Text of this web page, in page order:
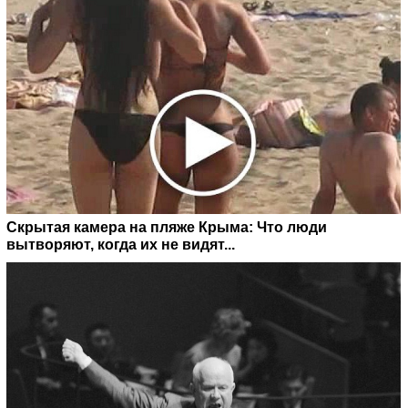
Скрытая камера на пляже Крыма: Что люди
вытворяют, когда их не видят...